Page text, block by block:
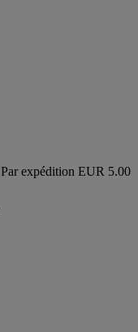
Par expédition EUR 5.00